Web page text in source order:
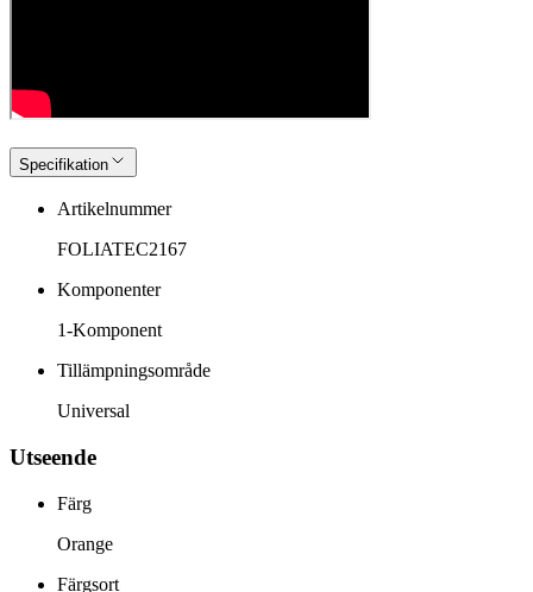
Specifikation
Artikelnummer
FOLIATEC2167
Komponenter
1-Komponent
Tillämpningsområde
Universal
Utseende
Färg
Orange
Färgsort